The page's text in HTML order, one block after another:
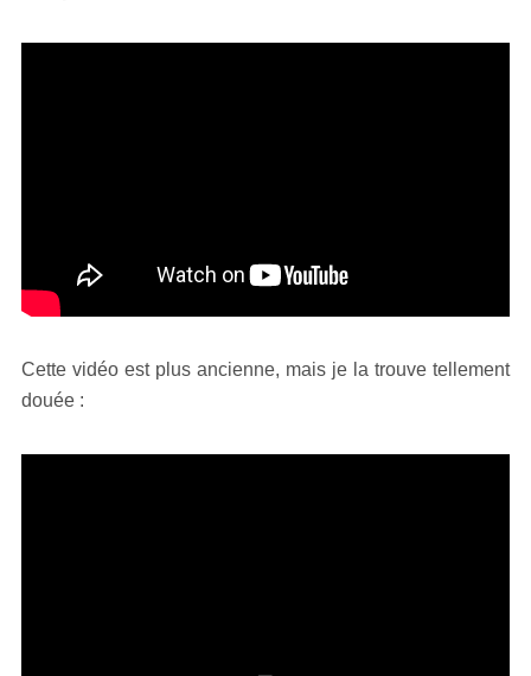
Cette vidéo est plus ancienne, mais je la trouve tellement
douée :